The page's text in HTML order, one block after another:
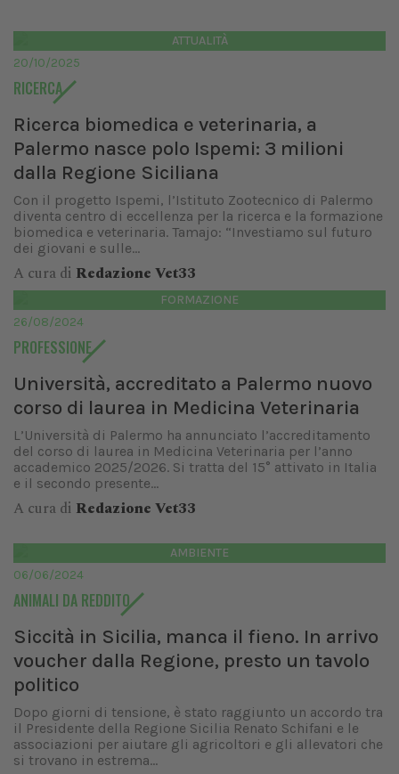
ATTUALITÀ
20/10/2025
RICERCA
Ricerca biomedica e veterinaria, a
Palermo nasce polo Ispemi: 3 milioni
dalla Regione Siciliana
Con il progetto Ispemi, l’Istituto Zootecnico di Palermo
diventa centro di eccellenza per la ricerca e la formazione
biomedica e veterinaria. Tamajo: “Investiamo sul futuro
dei giovani e sulle...
A cura di Redazione Vet33
FORMAZIONE
26/08/2024
PROFESSIONE
Università, accreditato a Palermo nuovo
corso di laurea in Medicina Veterinaria
L’Università di Palermo ha annunciato l’accreditamento
del corso di laurea in Medicina Veterinaria per l’anno
accademico 2025/2026. Si tratta del 15° attivato in Italia
e il secondo presente...
A cura di Redazione Vet33
AMBIENTE
06/06/2024
ANIMALI DA REDDITO
Siccità in Sicilia, manca il fieno. In arrivo
voucher dalla Regione, presto un tavolo
politico
Dopo giorni di tensione, è stato raggiunto un accordo tra
il Presidente della Regione Sicilia Renato Schifani e le
associazioni per aiutare gli agricoltori e gli allevatori che
si trovano in estrema...